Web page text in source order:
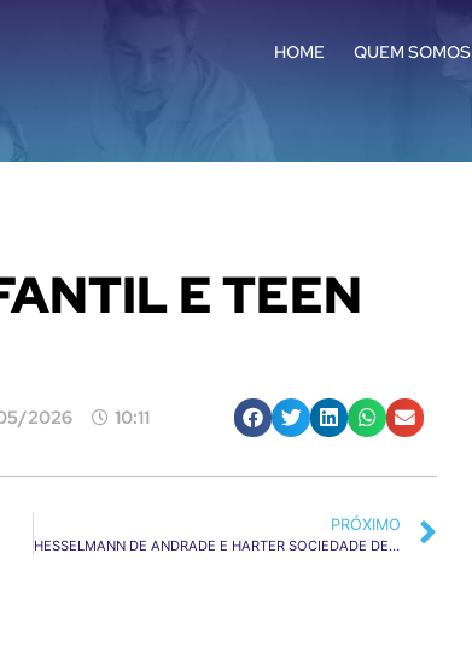
HOME QUEM SOMOS
E TEEN
2026 10:11
PRÓXIMO
HESSELMANN DE ANDRADE E HARTER SOCIEDADE DE ADVOGADOS